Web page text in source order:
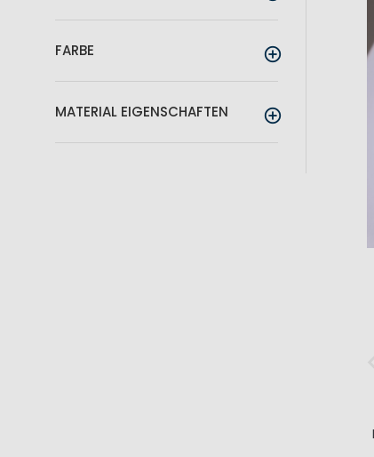
FARBE
MATERIAL EIGENSCHAFTEN